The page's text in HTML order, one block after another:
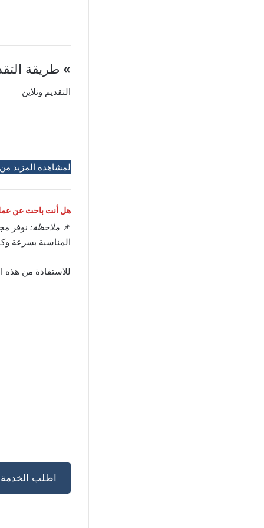
» طريقة
التقديم ونلاين
لمشاهدة المزيد
هل أنت باحث عن
📌 ملاحظة: نوفر
المناسبة بسرعة
للاستفادة من هذه
اطلب الخدمة